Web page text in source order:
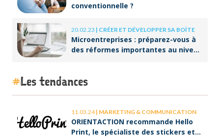
conventionnelle ?
20.02.23 | CRÉER ET DÉVELOPPER SA BOÎTE
Microentreprises : préparez-vous à
des réformes importantes au niveau
Les tendances
11.03.24| MARKETING & COMMUNICATION
ORIENTACTION recommande Hello
Print, le spécialiste des stickers et